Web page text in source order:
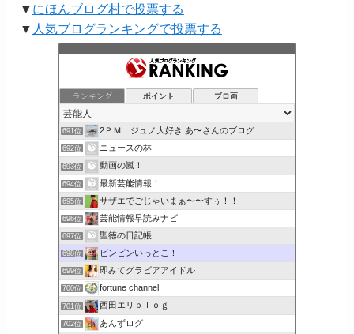
▼ にほんブログ村で投票する
▼ 人気ブログランキングで投票する
ランキング ポイント ブロ画
691位 2ＰＭ ジュノ大好き あ〜さんのブログ
692位 ニュースの林
693位 動画の嵐！
694位 最新芸能情報！
695位 サザエでごじゃいまぁ〜〜すぅ！！
696位 芸能情報早読みナビ
697位 聖徳の日記帳
698位 ビンビンいっとこ！
699位 即みてグラビアアイドル
700位 fortune channel
701位 西田エリｂｌｏｇ
702位 あんずログ